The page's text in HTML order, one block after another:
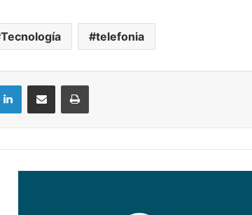
Tecnología telefonia
LinkedInCompartir por correo electrónicoImprimir